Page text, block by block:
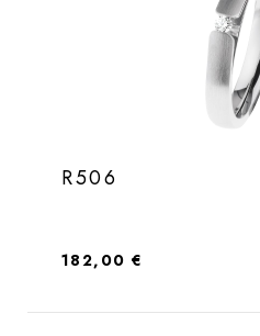
R506
Regulärer Preis:
182,00 €